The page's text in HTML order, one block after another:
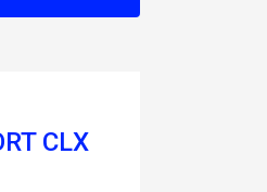
CLX